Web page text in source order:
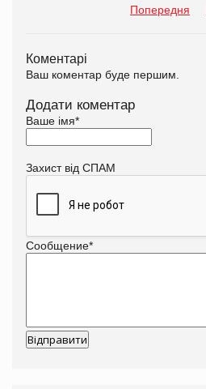
Попередня
Коментарі
Ваш коментар буде першим.
Додати коментар
Ваше імя*
Захист від СПАМ
Сообщение*